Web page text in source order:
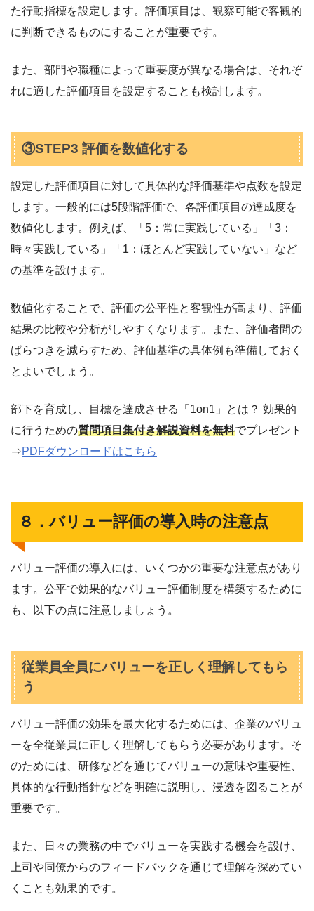
た行動指標を設定します。評価項目は、観察可能で客観的
に判断できるものにすることが重要です。
また、部門や職種によって重要度が異なる場合は、それぞ
れに適した評価項目を設定することも検討します。
③STEP3 評価を数値化する
設定した評価項目に対して具体的な評価基準や点数を設定
します。一般的には5段階評価で、各評価項目の達成度を
数値化します。例えば、「5：常に実践している」「3：
時々実践している」「1：ほとんど実践していない」など
の基準を設けます。
数値化することで、評価の公平性と客観性が高まり、評価
結果の比較や分析がしやすくなります。また、評価者間の
ばらつきを減らすため、評価基準の具体例も準備しておく
とよいでしょう。
部下を育成し、目標を達成させる「1on1」とは？ 効果的
に行うための質問項目集付き解説資料を無料でプレゼント
⇒PDFダウンロードはこちら
８．バリュー評価の導入時の注意点
バリュー評価の導入には、いくつかの重要な注意点があり
ます。公平で効果的なバリュー評価制度を構築するために
も、以下の点に注意しましょう。
従業員全員にバリューを正しく理解してもら
う
バリュー評価の効果を最大化するためには、企業のバリュ
ーを全従業員に正しく理解してもらう必要があります。そ
のためには、研修などを通じてバリューの意味や重要性、
具体的な行動指針などを明確に説明し、浸透を図ることが
重要です。
また、日々の業務の中でバリューを実践する機会を設け、
上司や同僚からのフィードバックを通じて理解を深めてい
くことも効果的です。